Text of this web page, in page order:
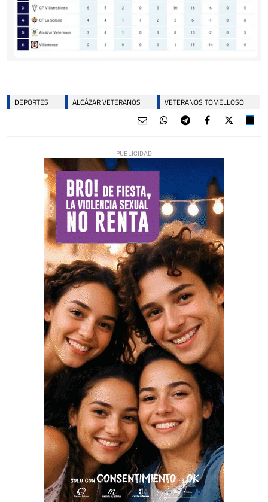
DEPORTES ALCÁZAR VETERANOS VETERANOS TOMELLOSO